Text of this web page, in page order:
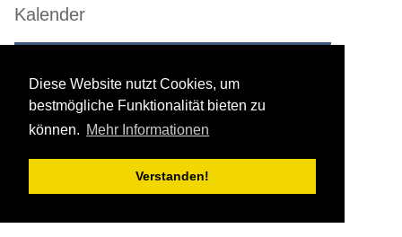
Diese Website nutzt Cookies, um
bestmögliche Funktionalität bieten zu
können. Mehr Informationen
Verstanden!
Kalender
1 2 3
6
7 8 9 10 11
13
14 15 16 17
20
21 22 23 24 25
26
30 31